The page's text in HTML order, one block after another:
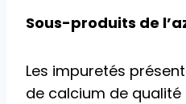
Sous-produits de
Les impuretés
de calcium de